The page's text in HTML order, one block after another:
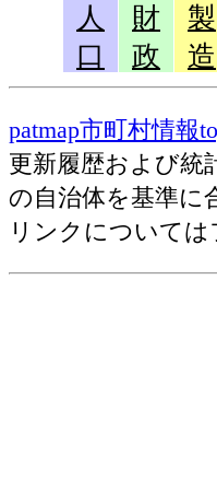
畜産産出額
果実産出額
耕種産出額
農業産出額
野菜産出額
売上(収入)
人
口
財
政
製
造
patmap市町村情報
更新履歴および統
の自治体を基準に
リンクについて